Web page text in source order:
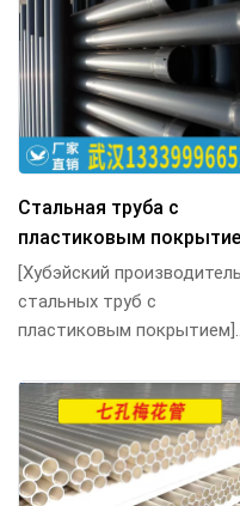
Стальная труба с
пластиковым
[Хубэйский производитель
стальных труб с
пластиковым покрытием]
производстве силовых
резьбовых труб,...